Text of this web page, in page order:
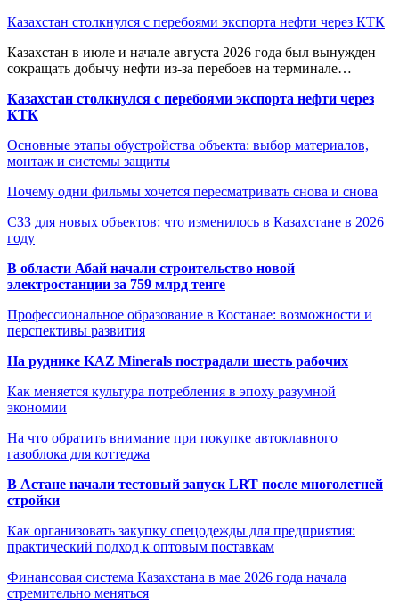
Казахстан столкнулся с перебоями экспорта нефти через КТК
Казахстан в июле и начале августа 2026 года был вынужден
сокращать добычу нефти из-за перебоев на терминале…
Казахстан столкнулся с перебоями экспорта нефти через
КТК
Основные этапы обустройства объекта: выбор материалов,
монтаж и системы защиты
Почему одни фильмы хочется пересматривать снова и снова
СЗЗ для новых объектов: что изменилось в Казахстане в 2026
году
В области Абай начали строительство новой
электростанции за 759 млрд тенге
Профессиональное образование в Костанае: возможности и
перспективы развития
На руднике KAZ Minerals пострадали шесть рабочих
Как меняется культура потребления в эпоху разумной
экономии
На что обратить внимание при покупке автоклавного
газоблока для коттеджа
В Астане начали тестовый запуск LRT после многолетней
стройки
Как организовать закупку спецодежды для предприятия:
практический подход к оптовым поставкам
Финансовая система Казахстана в мае 2026 года начала
стремительно меняться